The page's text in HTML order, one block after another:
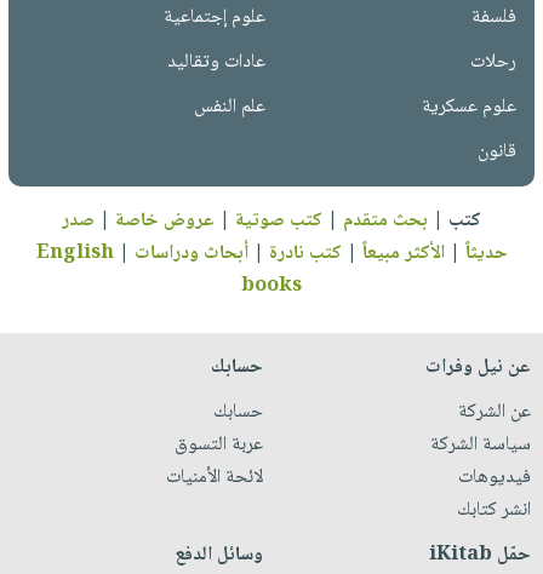
فلسفة
علوم إجتماعية
رحلات
عادات وتقاليد
علوم عسكرية
علم النفس
قانون
كتب | بحث متقدم | كتب صوتية | عروض خاصة | صدر
حديثاً |الأكثر مبيعاً | كتب نادرة |أبحاث ودراسات |
English
books
عن نيل وفرات
عن الشركة
سياسة الشركة
فيديوهات
انشر كتابك
حسابك
حسابك
عربة التسوق
لائحة الأمنيات
حمّل iKitab وسائل الدفع